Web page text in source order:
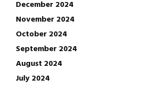
December 2024
November 2024
October 2024
September 2024
August 2024
July 2024